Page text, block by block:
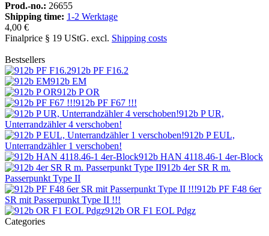
Prod.-no.: 26655
Shipping time: 1-2 Werktage
4,00 €
Finalprice § 19 UStG. excl. Shipping costs
Bestsellers
912b PF F16.2
912b EM
912b P OR
912b PF F67 !!!
912b P UR,
Unterrandzähler 4 verschoben!
912b P EUL,
Unterrandzähler 1 verschoben!
912b HAN 4118.46-1 4er-Block
912b 4er SR R m.
Passerpunkt Type II
912b PF F48 6er
SR mit Passerpunkt Type II !!!
912b OR F1 EOL Pdgz
Categories